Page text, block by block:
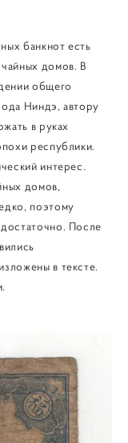
банкнот есть
домов. В
общего
Ниндэ, автору
в руках
республики.
интерес.
домов,
поэтому
После
в тексте.